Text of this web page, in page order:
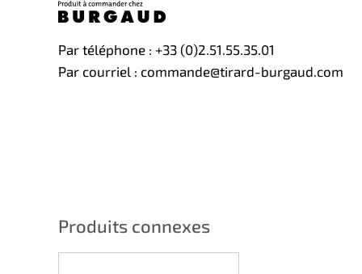
Par téléphone : +33 (0)2.51.55.35.01
Par courriel : commande@tirard-burgaud.com
Produits connexes